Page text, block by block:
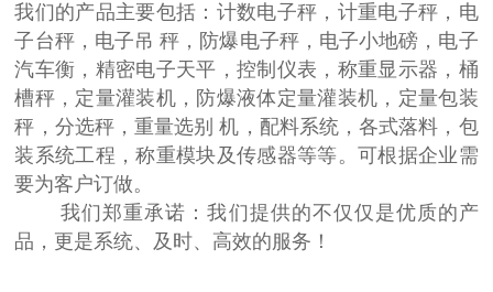
我们的产品主要包括：计数电子秤，计重电子秤，电
子台秤，电子吊 秤，防爆电子秤，电子小地磅，电子
汽车衡，精密电子天平，控制仪表，称重显示器，桶
槽秤，定量灌装机，防爆液体定量灌装机，定量包装
秤，分选秤，重量选别 机，配料系统，各式落料，包
装系统工程，称重模块及传感器等等。可根据企业需
要为客户订做。
我们郑重承诺：我们提供的不仅仅是优质的产
品，更是系统、及时、高效的服务！